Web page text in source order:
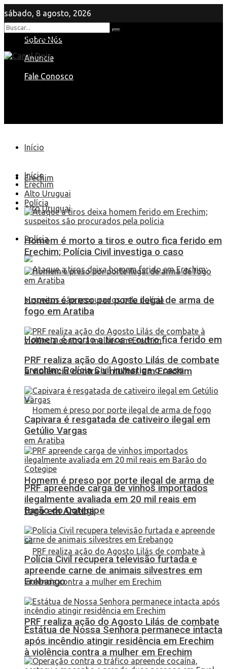
sábado, 8 agosto, 2026
Sobre Nós
Anuncie
Fale Conosco
Nenhum Resultado
View All Result
Início
Erechim
Alto Uruguai
Polícia
Homem é morto a tiros e outro fica ferido em
Erechim; Polícia Civil investiga o caso
Homem é preso por porte ilegal de arma de
fogo em Aratiba
PRF realiza ação do Agosto Lilás de combate
à violência contra a mulher em Erechim
Início
Erechim
Alto Uruguai
Polícia
Homem é morto a tiros e outro fica ferido em
Erechim; Polícia Civil investiga o caso
Homem é preso por porte ilegal de arma de
fogo em Aratiba
PRF realiza ação do Agosto Lilás de combate
à violência contra a mulher em Erechim
Capivara é resgatada de cativeiro ilegal em
Getúlio Vargas
PRF apreende carga de vinhos importados
ilegalmente avaliada em 20 mil reais em
Barão do Cotegipe
Polícia Civil recupera televisão furtada e
apreende carne de animais silvestres em
Erebango
Estátua de Nossa Senhora permanece intacta
após incêndio atingir residência em Erechim